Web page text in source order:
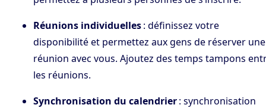
Réunions individuelles: définissez votre
disponibilité et permettez aux gens de réserver une
réunion avec vous. Ajoutez des temps tampons
les réunions.
Synchronisation du calendrier: synchronisation